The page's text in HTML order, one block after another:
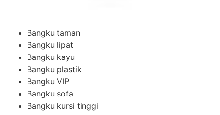
Bangku taman
Bangku lipat
Bangku kayu
Bangku plastik
Bangku VIP
Bangku sofa
Bangku kursi tinggi